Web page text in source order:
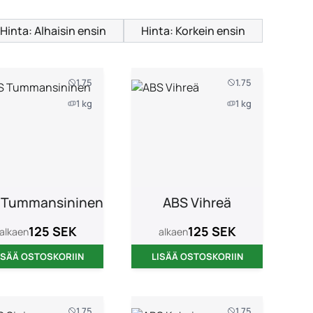
Hinta: Alhaisin ensin Hinta: Korkein ensin
1.75
1 kg
Tummansininen
125 SEK
OSTOSKORIIN
1.75
1 kg
ABS Vihreä
alkaen125 SEK
LISÄÄ OSTOSKORIIN